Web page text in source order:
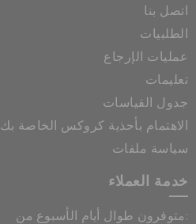
اتصل بنا
الطلبيات
عمليات الإرجاع
تعليمات
جدول القياسات
الاهتمام بأحذية كروكس الخاصة بك
سياسة ملفات
خدمة العملاء
متوفرون طوال أيام الأسبوع من: